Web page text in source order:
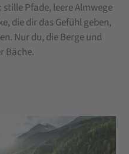
Pfade, leere Almwege
die dir das Gefühl geben,
Nur du, die Berge und
Bäche.